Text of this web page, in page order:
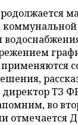
применяются
ТЗ
во
отмечается